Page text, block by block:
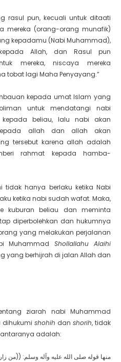
rasul pun, kecuali untuk ditaati
mereka (orang-orang munafik)
kepadamu (Nabi Muhammad),
Allah, dan Rasul pun
mereka, niscaya mereka
tobat lagi Maha Penyayang.”
kepada umat Islam yang
untuk mendatangi nabi
beliau, lalu nabi akan
allah dan allah akan
tersebut karena allah adalah
rahmat kepada hamba-
tidak hanya berlaku ketika Nabi
ketika nabi sudah wafat. Maka,
kuburan beliau dan meminta
diperbolehkan dan hukumnya
yang melakukan perjalanan
Muhammad Shollallahu Alaihi
yang berhijrah di jalan Allah dan
ziarah nabi Muhammad
dihukumi shohih dan shorih, tidak
adalah: